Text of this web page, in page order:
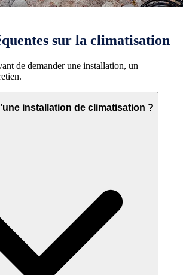
sur la climatisation
de demander une installation, un
installation de climatisation ?